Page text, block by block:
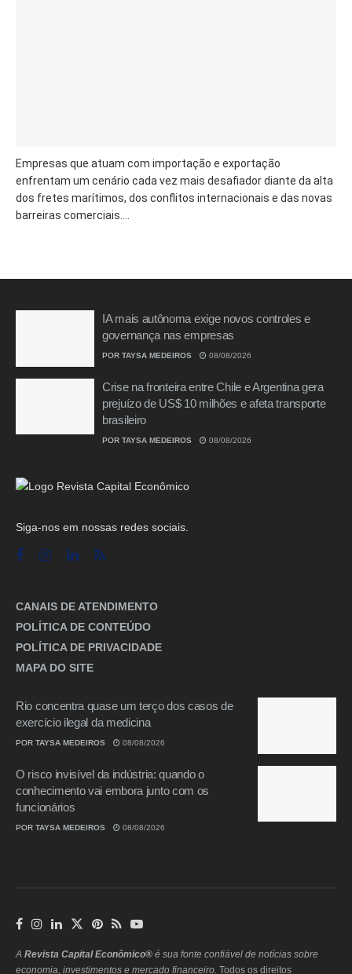
Empresas que atuam com importação e exportação
enfrentam um cenário cada vez mais desafiador diante da alta
dos fretes marítimos, dos conflitos internacionais e das novas
barreiras comerciais....
IA mais autônoma exige novos controles e
governança nas empresas
POR TAYSA MEDEIROS 08/08/2026
Crise na fronteira entre Chile e Argentina gera
prejuízo de US$ 10 milhões e afeta transporte
brasileiro
POR TAYSA MEDEIROS 08/08/2026
Siga-nos em nossas redes sociais.
CANAIS DE ATENDIMENTO
POLÍTICA DE CONTEÚDO
POLÍTICA DE PRIVACIDADE
MAPA DO SITE
Rio concentra quase um terço dos casos de
exercício ilegal da medicina
POR TAYSA MEDEIROS 08/08/2026
O risco invisível da indústria: quando o
conhecimento vai embora junto com os
funcionários
POR TAYSA MEDEIROS 08/08/2026
A Revista Capital Econômico® é sua fonte confiável de notícias sobre
economia, investimentos e mercado financeiro. Todos os direitos